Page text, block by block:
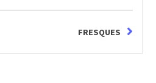
FRESQUES